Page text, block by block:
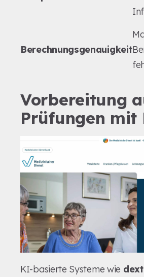
Berechnungsgenauigkeit
Vorbereitung
Prüfungen mit
KI-basierte Systeme wie